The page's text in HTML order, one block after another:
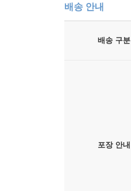
배송 안내
배송 구분
포장 안내